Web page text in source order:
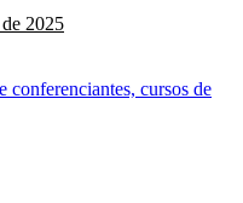
2025
cursos de